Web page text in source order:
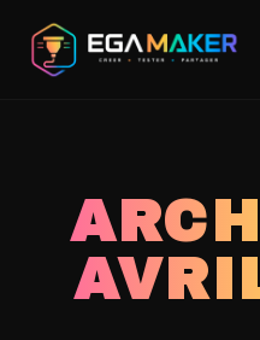
contenu